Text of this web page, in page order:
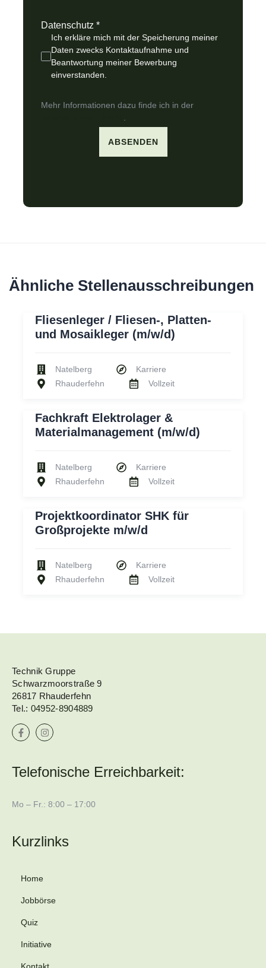
Datenschutz *
Ich erkläre mich mit der Speicherung meiner
Daten zwecks Kontaktaufnahme und
Beantwortung meiner Bewerbung
einverstanden.
Mehr Informationen dazu finde ich in der
ABSENDEN
Ähnliche Stellenausschreibungen
Fliesenleger / Fliesen-, Platten-
und Mosaikleger (m/w/d)
Natelberg
Karriere
Rhauderfehn
Vollzeit
Fachkraft Elektrolager &
Materialmanagement (m/w/d)
Natelberg
Karriere
Rhauderfehn
Vollzeit
Projektkoordinator SHK für
Großprojekte m/w/d
Natelberg
Karriere
Rhauderfehn
Vollzeit
Technik Gruppe
Schwarzmoorstraße 9
26817 Rhauderfehn
Tel.: 04952-8904889
Telefonische Erreichbarkeit:
Mo – Fr.: 8:00 – 17:00
Kurzlinks
Home
Jobbörse
Quiz
Initiative